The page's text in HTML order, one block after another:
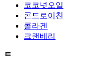
코코넛오일
콘드로이친
콜라겐
크랜베리
ㅌ